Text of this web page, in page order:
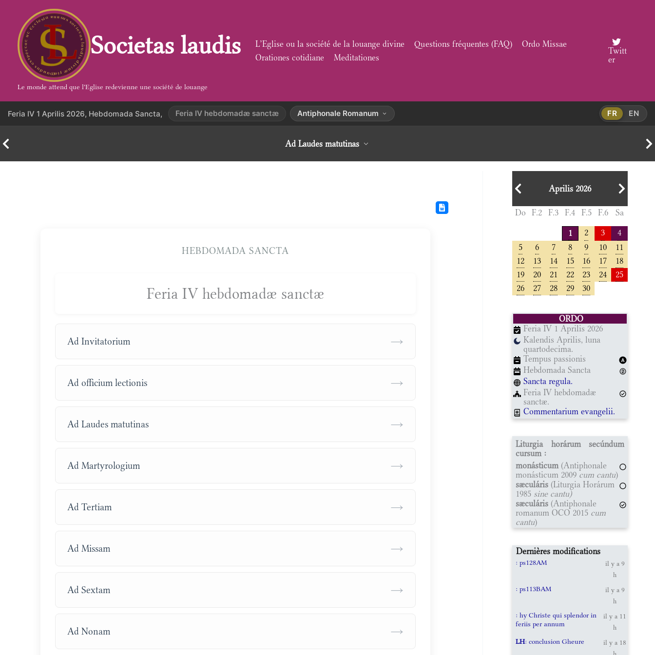
contenu
Societas laudis
Le monde attend que l'Eglise redevienne une société de louange
L’Eglise ou la société de la louange divine Questions fréquentes (FAQ)
Ordo Missae
Orationes cotidiane
Meditationes
Twitt
er
Feria IV 1 Aprilis 2026, Hebdomada Sancta, Feria IV hebdomadæ sanctæ Antiphonale Romanum FR EN
Ad Laudes matutinas
HEBDOMADA SANCTA
Feria IV hebdomadæ sanctæ
Ad Invitatorium →
Ad officium lectionis →
Ad Laudes matutinas →
Ad Martyrologium →
Ad Tertiam →
Ad Missam →
Ad Sextam →
Ad Nonam →
Aprilis 2026
Do F.2 F.3 F.4 F.5 F.6 Sa
1 2 3
4
5
6 7 8 9 10
11
12
13 14 15 16 17
18
19
20 21 22 23 24
25
26
27 28 29 30
ORDO
Feria IV 1 Aprilis 2026
Kalendis Aprilis, luna
quartodecima.
Tempus passionis
Hebdomada Sancta
Sancta regula.
Feria IV hebdomadæ
sanctæ.
Commentarium evangelii.
Liturgia horárum secúndum
cursum :
monásticum (Antiphonale
monásticum 2009 cum cantu)
sæculáris (Liturgia Horárum
1985 sine cantu)
sæculáris (Antiphonale
romanum OCO 2015 cum
cantu)
Dernières modifications
: ps128AM
il y a 9
h
: ps113BAM
il y a 9
h
: hy Christe qui splendor in
feriis per annum
il y a 11
h
LH: conclusion Gheure
il y a 18
h